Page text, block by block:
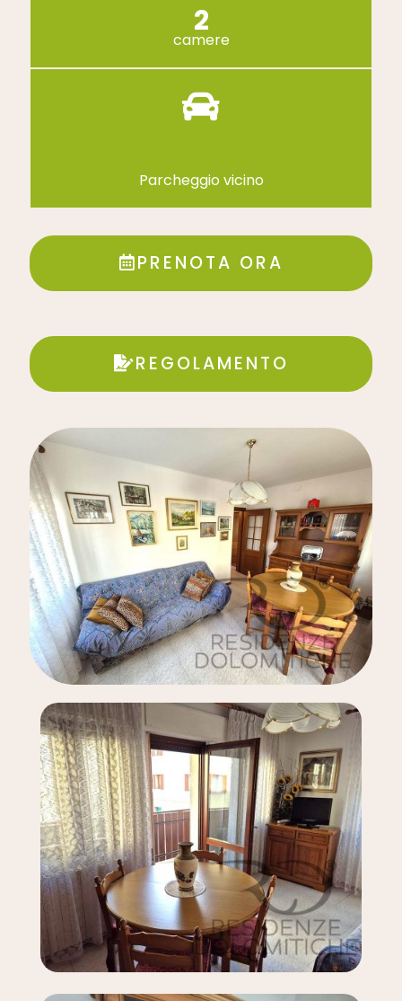
2
camere
Parcheggio vicino
PRENOTA ORA
REGOLAMENTO